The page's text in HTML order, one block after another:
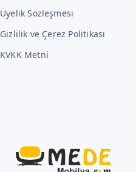
Üyelik Sözleşmesi
Gizlilik ve Çerez Politikası
KVKK Metni